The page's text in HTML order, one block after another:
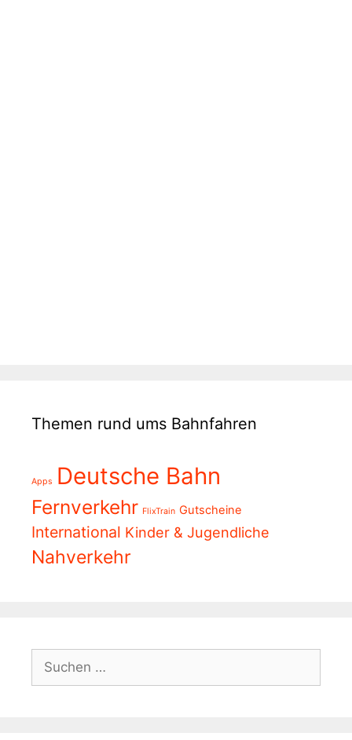
Themen rund ums Bahnfahren
Apps Deutsche Bahn
Fernverkehr FlixTrain Gutscheine
International Kinder & Jugendliche
Nahverkehr
Suchen
nach: